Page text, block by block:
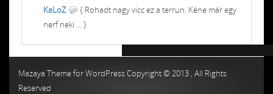
KaLoZ
{ Rohadt nagy vicc ez a terrun. Kéne már egy
nerf neki ... }
Mazaya Theme for WordPress Copyright © 2013 , All Rights
Reserved